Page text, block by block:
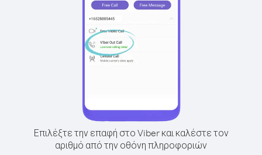
Επιλέξτε την επαφή στο Viber και καλέστε τον
αριθμό από την οθόνη πληροφοριών